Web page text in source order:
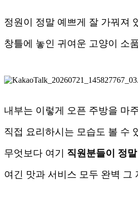
정원이 정말 예쁘게 잘 가꿔져
창틀에 놓인 귀여운 고양이 소
내부는 이렇게 오픈 주방을 마
직접 요리하시는 모습도 볼 수
무엇보다 여기 직원분들이 정
여긴 맛과 서비스 모두 완벽 그